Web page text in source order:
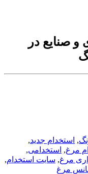
صنایع در
, استخدام جدید,
مرغ, استخدامی,
مرغ, سایت استخدام,
مرغ